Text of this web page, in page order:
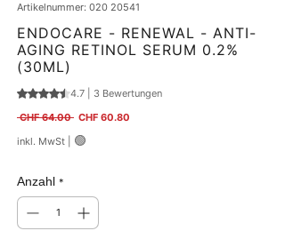
Artikelnummer: 020 20541
ENDOCARE - RENEWAL - ANTI-
AGING RETINOL SERUM 0.2%
(30ML)
Das Rating beträgt 4.7 von fünf Sternen, basierend auf 3
4.7 | 3 Bewertungen
CHF 64.00 Standardpreis
CHF 60.80
inkl. MwSt
🟢
Anzahl *